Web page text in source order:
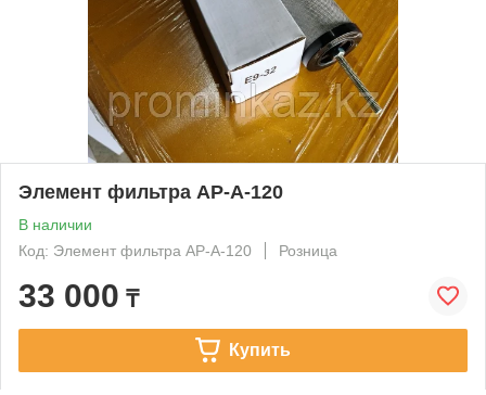
Элемент фильтра AP-A-120
В наличии
Код: Элемент фильтра AP-A-120
Розница
33 000 ₸
Купить